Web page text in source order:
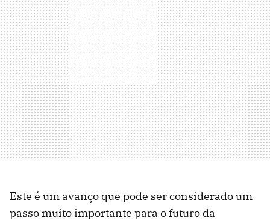
Este é um avanço que pode ser considerado um
passo muito importante para o futuro da